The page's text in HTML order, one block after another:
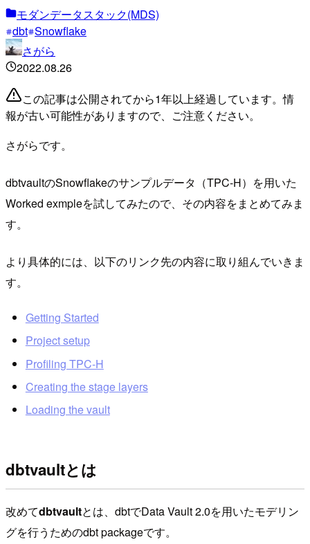
モダンデータスタック(MDS)
dbt Snowflake
さがら
2022.08.26
この記事は公開されてから1年以上経過しています。情
報が古い可能性がありますので、ご注意ください。
さがらです。
dbtvaultのSnowflakeのサンプルデータ（TPC-H）を用いた
Worked exmpleを試してみたので、その内容をまとめてみま
す。
より具体的には、以下のリンク先の内容に取り組んでいきま
す。
Getting Started
Project setup
Profiling TPC-H
Creating the stage layers
Loading the vault
dbtvaultとは
改めてdbtvaultとは、dbtでData Vault 2.0を用いたモデリン
グを行うためのdbt packageです。